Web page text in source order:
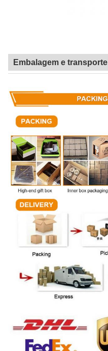
Embalagem e transporte